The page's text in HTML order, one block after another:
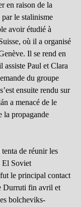
en raison de la
le stalinisme
avoir étudié à
où il a organisé
Il se rend en
assiste Paul et Clara
du groupe
ensuite rendu sur
a menacé de le
la propagande
de réunir les
El Soviet
le principal contact
Durruti fin avril et
bolcheviks-